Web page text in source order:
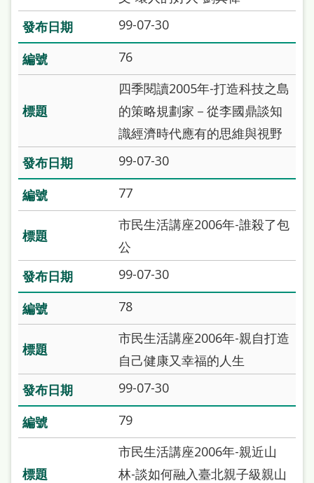
99-07-30
76
四季閱讀2005年-打造科技之島
的策略規劃家－從李國鼎談知
識經濟時代應有的思維與視野
99-07-30
77
市民生活講座2006年-誰殺了包
公
99-07-30
78
市民生活講座2006年-親自打造
自己健康又幸福的人生
99-07-30
79
市民生活講座2006年-親近山
林-談如何融入臺北親子級親山